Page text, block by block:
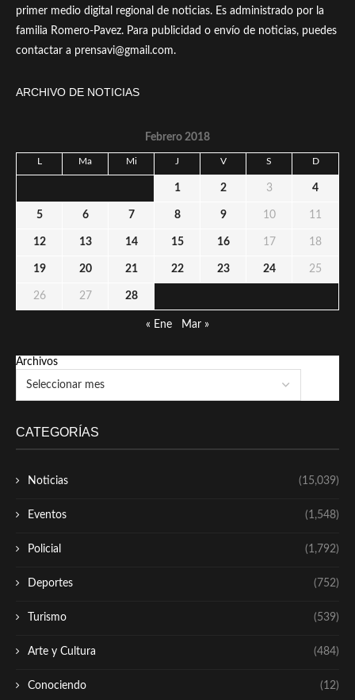
primer medio digital regional de noticias. Es administrado por la
familia Romero-Pavez. Para publicidad o envío de noticias, puedes
contactar a prensavi@gmail.com.
ARCHIVO DE NOTICIAS
Febrero 2018
L Ma Mi J V S D
1 2 3 4
5 6 7 8 9 10 11
12 13 14 15 16 17 18
19 20 21 22 23 24 25
26 27 28
« Ene Mar »
Archivos
CATEGORÍAS
Noticias (15,039)
Eventos (1,548)
Policial (1,792)
Deportes (752)
Turismo (539)
Arte y Cultura (484)
Conociendo (12)